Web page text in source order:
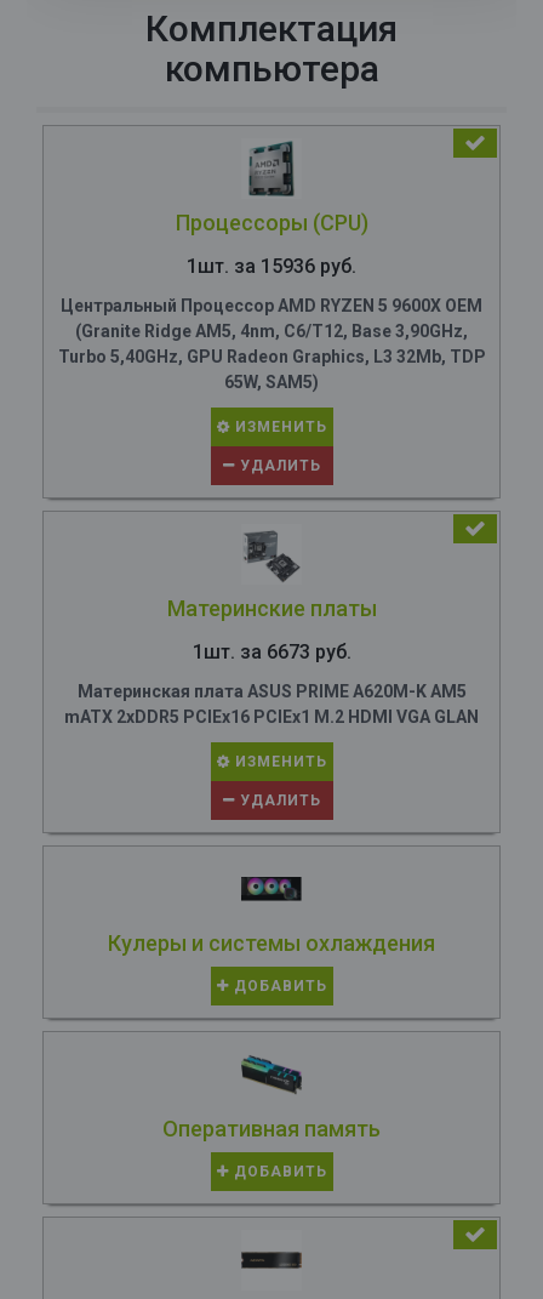
Комплектация
компьютера
Процессоры (CPU)
1шт. за 15936 руб.
Центральный Процессор AMD RYZEN 5 9600X OEM
(Granite Ridge AM5, 4nm, C6/T12, Base 3,90GHz,
Turbo 5,40GHz, GPU Radeon Graphics, L3 32Mb, TDP
65W, SAM5)
ИЗМЕНИТЬ
УДАЛИТЬ
Материнские платы
1шт. за 6673 руб.
Материнская плата ASUS PRIME A620M-K AM5
mATX 2xDDR5 PCIEx16 PCIEx1 M.2 HDMI VGA GLAN
ИЗМЕНИТЬ
УДАЛИТЬ
Кулеры и системы охлаждения
ДОБАВИТЬ
Оперативная память
ДОБАВИТЬ